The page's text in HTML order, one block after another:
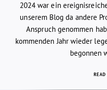
2024 war ein
unserem Blog da andere
Anspruch genommen
kommenden Jahr wieder
begonnen
READ